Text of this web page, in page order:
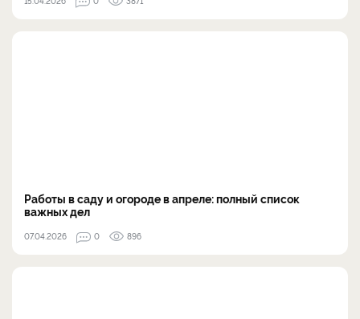
Работы в саду и огороде в апреле: полный список
важных дел
07.04.2026 0 896